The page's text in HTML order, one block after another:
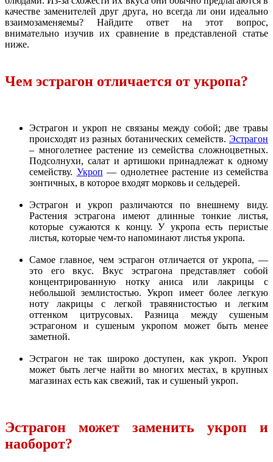
качестве заменителей друг друга, но всегда ли они идеально
взаимозаменяемы? Найдите ответ на этот вопрос,
внимательно изучив их сравнение в представленой статье
ниже.
Чем эстрагон отличается от укропа?
Эстрагон и укроп не связаны между собой; две травы
происходят из разных ботанических семейств. Эстрагон
– многолетнее растение из семейства сложноцветных.
Подсолнухи, салат и артишоки принадлежат к одному
семейству. Укроп — однолетнее растение из семейства
зонтичных, в которое входят морковь и сельдерей.
Эстрагон и укроп различаются по внешнему виду.
Растения эстрагона имеют длинные тонкие листья,
которые сужаются к концу. У укропа есть перистые
листья, которые чем-то напоминают листья укропа.
Самое главное, чем эстрагон отличается от укропа, —
это его вкус. Вкус эстрагона представляет собой
концентрированную нотку аниса или лакрицы с
небольшой землистостью. Укроп имеет более легкую
ноту лакрицы с легкой травянистостью и легким
оттенком цитрусовых. Разница между сушеным
эстрагоном и сушеным укропом может быть менее
заметной.
Эстрагон не так широко доступен, как укроп. Укроп
может быть легче найти во многих местах, в крупных
магазинах есть как свежий, так и сушеный укроп.
Эстрагон может заменить укроп и
наоборот?